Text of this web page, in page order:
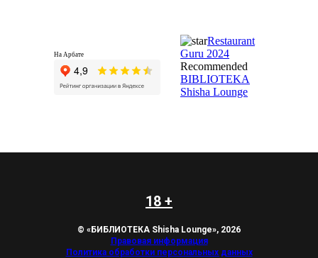
На Арбате
Restaurant
Guru 2024
Recommended
BIBLIOTEKA
Shisha Lounge
18 +
© «БИБЛИОТЕКА Shisha Lounge», 2026
Правовая информация
Политика обработки персональных данных